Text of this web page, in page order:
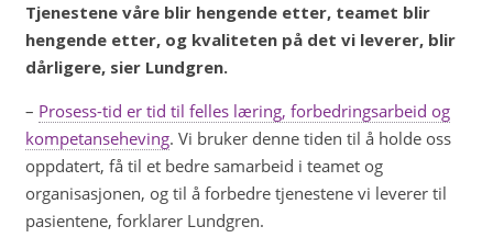
Tjenestene våre blir hengende etter, teamet blir
hengende etter, og kvaliteten på det vi leverer, blir
dårligere, sier Lundgren.
– Prosess-tid er tid til felles læring, forbedringsarbeid og
kompetanseheving. Vi bruker denne tiden til å holde oss
oppdatert, få til et bedre samarbeid i teamet og
organisasjonen, og til å forbedre tjenestene vi leverer til
pasientene, forklarer Lundgren.